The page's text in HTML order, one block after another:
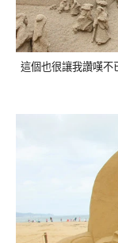
這個也很讓我讚嘆不